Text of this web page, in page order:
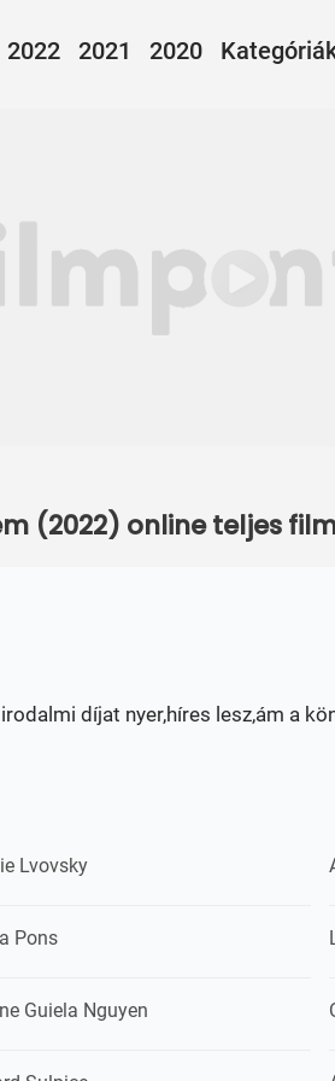
2022 2021 2020
(2022) online teljes
díjat nyer,híres lesz,ám a
Lvovsky
Pons
Guiela Nguyen